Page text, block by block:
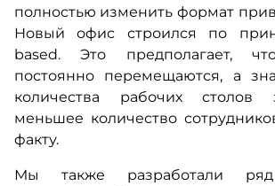
полностью изменить формат
Новый офис строился по
based. Это предполагает,
постоянно перемещаются, а
количества рабочих столов
меньшее количество
факту.
Мы также разработали ряд